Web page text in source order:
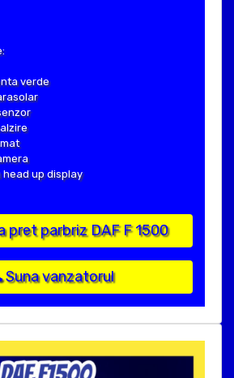
verde
head up display
pret parbriz DAF F 1500
Suna vanzatorul